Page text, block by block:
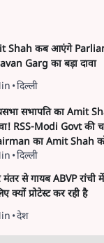
Shah कब आएंगे
Garg का बड़ा दावा
•दिल्ली
सभापति का Amit
RSS-Modi Govt की
का Amit Shah
देने का संकेत क्यों?
Vinod
Government और
strategy से जोड़कर बड़ा
उठाया है।
•दिल्ली
से गायब ABVP रांची में
क्यों प्रोटेस्ट कर रही है
•देश